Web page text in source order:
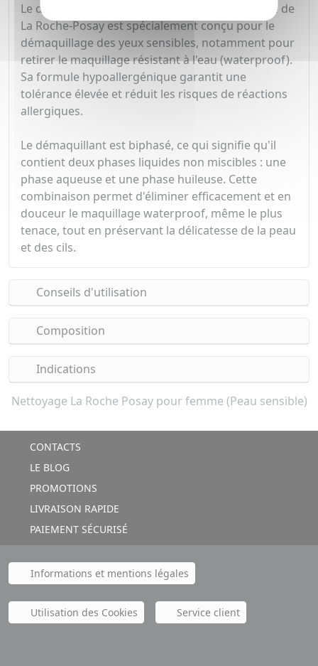
Le démaquillant yeux waterproof Respectissime de
La Roche-Posay est spécialement conçu pour le
démaquillage des yeux sensibles, notamment pour
retirer le maquillage résistant à l'eau (waterproof).
Sa formule hypoallergénique garantit une
tolérance élevée et réduit les risques de réactions
allergiques.
Le démaquillant est biphasé, ce qui signifie qu'il
contient deux phases liquides non miscibles : une
phase aqueuse et une phase huileuse. Cette
combinaison permet d'éliminer efficacement et en
douceur le maquillage waterproof, même le plus
tenace, tout en préservant la délicatesse de la peau
et des cils.
Conseils d'utilisation
Composition
Indications
Nettoyage La Roche Posay pour femme (Peau sensible)
CONTACTS
LE BLOG
PROMOTIONS
LIVRAISON RAPIDE
PAIEMENT SÉCURISÉ
Informations et mentions légales
Utilisation des Cookies Service client